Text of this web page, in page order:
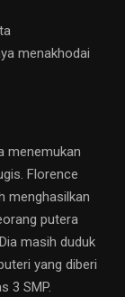
menakhodai
menemukan
Florence
menghasilkan
putera
masih duduk
yang diberi
3 SMP.